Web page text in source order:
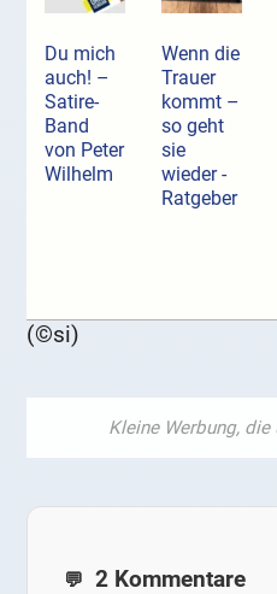
Du mich
auch! –
Satire-
Band
von Peter
Wilhelm
Wenn die
Trauer
kommt –
so geht
sie
wieder -
Ratgeber
(©si)
2 Kommentare